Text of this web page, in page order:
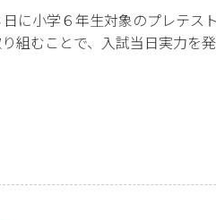
に小学６年生対象のプレテス
組むことで、入試当日実力を発